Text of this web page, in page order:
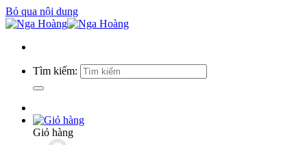
Bỏ qua nội dung
Tìm kiếm:
Giỏ hàng